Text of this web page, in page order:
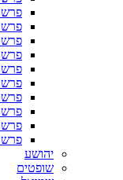
יהושע
שופטים